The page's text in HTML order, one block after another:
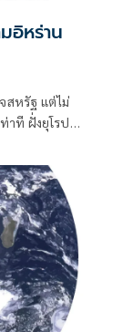
อิหร่าน
สหรัฐ แต่ไม่
าที ฝั่งยุโรป